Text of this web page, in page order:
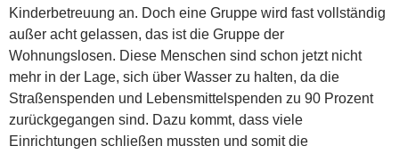
Kinderbetreuung an. Doch eine Gruppe wird fast vollständig
außer acht gelassen, das ist die Gruppe der
Wohnungslosen. Diese Menschen sind schon jetzt nicht
mehr in der Lage, sich über Wasser zu halten, da die
Straßenspenden und Lebensmittelspenden zu 90 Prozent
zurückgegangen sind. Dazu kommt, dass viele
Einrichtungen schließen mussten und somit die